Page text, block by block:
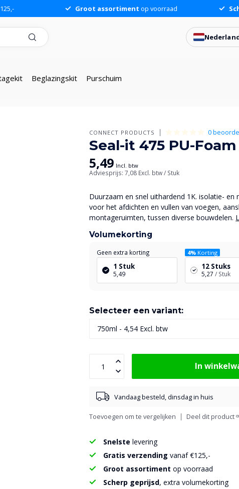
Groot assortiment op voorraad
Beglazingskit Purschuim
CONNECT PRODUCTS 0
Seal-it 475 PU-
5,49 Incl. btw
Adviesprijs: 7,08 Excl. btw/ Stuk
Duurzaam en snel uithardend 1K. isolatie-
voor het afdichten en vullen van voegen,
montageruimten, tussen diverse bouwdelen.
Volumekorting
Geen extra korting
1 Stuk
5,49
4% Korting
12 Stuks
5,27 / Stuk
Selecteer een variant:
In
Vandaag besteld, dinsdag in huis
Toevoegen om te vergelijken Deel dit product
Snelste levering
Gratis verzending vanaf €125,-
Groot assortiment op voorraad
Scherp geprijsd, extra volumekorting